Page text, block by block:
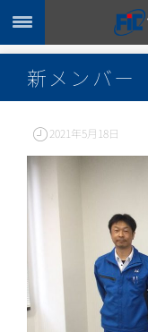
新メンバー
2021年5月18日